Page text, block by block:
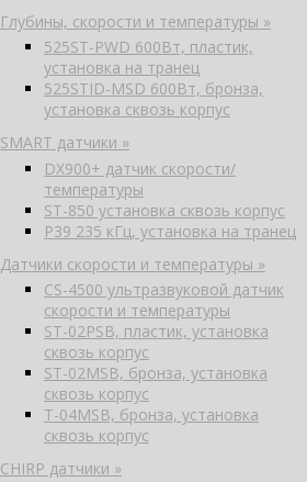
Глубины, скорости и температуры »
525ST-PWD 600Вт, пластик,
установка на транец
525STID-MSD 600Вт, бронза,
установка сквозь корпус
SMART датчики »
DX900+ датчик скорости/
температуры
ST-850 установка сквозь корпус
P39 235 кГц, установка на транец
Датчики скорости и температуры »
CS-4500 ультразвуковой датчик
скорости и температуры
ST-02PSB, пластик, установка
сквозь корпус
ST-02MSB, бронза, установка
сквозь корпус
T-04MSB, бронза, установка
сквозь корпус
CHIRP датчики »